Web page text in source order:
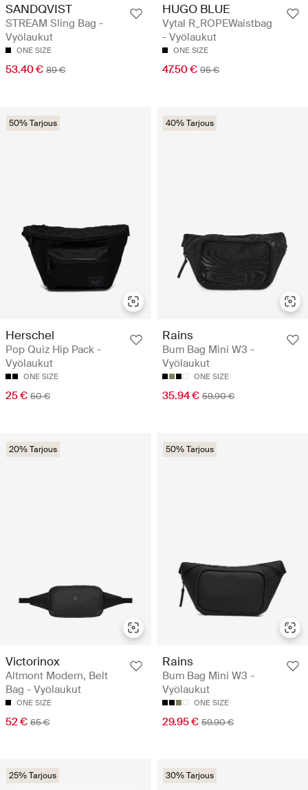
SANDQVIST
STREAM Sling Bag -
Vyölaukut
ONE SIZE
53.40 € 89 €
HUGO BLUE
Vytal R_ROPEWaistbag
- Vyölaukut
ONE SIZE
47.50 € 95 €
50% Tarjous
Herschel
Pop Quiz Hip Pack -
Vyölaukut
ONE SIZE
25 € 50 €
40% Tarjous
Rains
Bum Bag Mini W3 -
Vyölaukut
ONE SIZE
35.94 € 59.90 €
20% Tarjous
Victorinox
Altmont Modern, Belt
Bag - Vyölaukut
ONE SIZE
52 € 65 €
50% Tarjous
Rains
Bum Bag Mini W3 -
Vyölaukut
ONE SIZE
29.95 € 59.90 €
25% Tarjous 30% Tarjous